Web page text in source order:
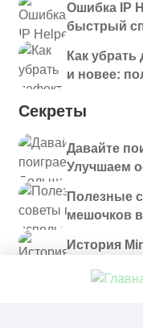
Ошибка IP
быстрый
Как
и новее:
Секреты
Давайте
Улучшаем
Полезные
мешочков
История